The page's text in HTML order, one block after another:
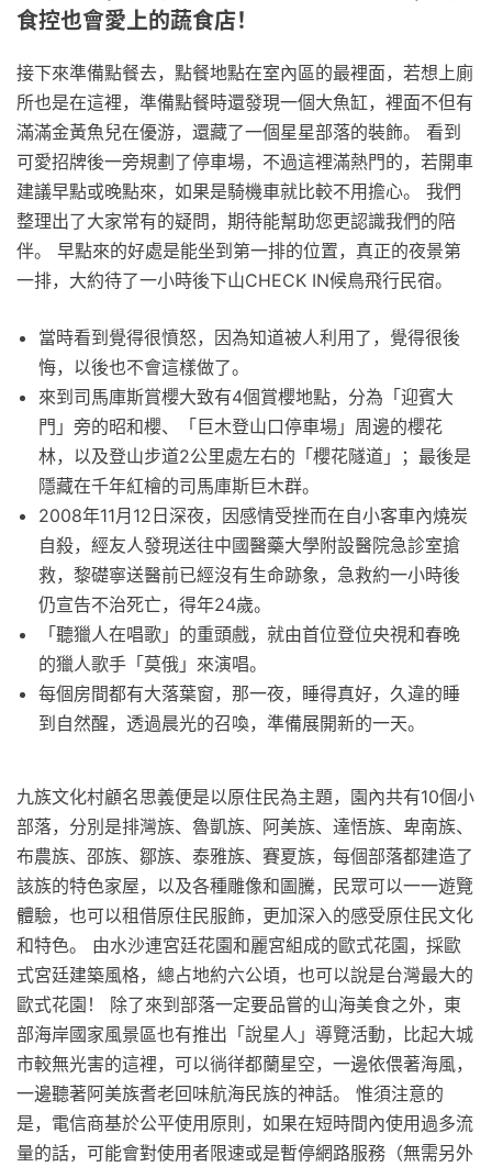
食控也會愛上的蔬食店！
接下來準備點餐去，點餐地點在室內區的最裡面，若想上廁
所也是在這裡，準備點餐時還發現一個大魚缸，裡面不但有
滿滿金黃魚兒在優游，還藏了一個星星部落的裝飾。 看到
可愛招牌後一旁規劃了停車場，不過這裡滿熱門的，若開車
建議早點或晚點來，如果是騎機車就比較不用擔心。 我們
整理出了大家常有的疑問，期待能幫助您更認識我們的陪
伴。 早點來的好處是能坐到第一排的位置，真正的夜景第
一排，大約待了一小時後下山CHECK IN候鳥飛行民宿。
當時看到覺得很憤怒，因為知道被人利用了，覺得很後
悔，以後也不會這樣做了。
來到司馬庫斯賞櫻大致有4個賞櫻地點，分為「迎賓大
門」旁的昭和櫻、「巨木登山口停車場」周邊的櫻花
林，以及登山步道2公里處左右的「櫻花隧道」；最後是
隱藏在千年紅檜的司馬庫斯巨木群。
2008年11月12日深夜，因感情受挫而在自小客車內燒炭
自殺，經友人發現送往中國醫藥大學附設醫院急診室搶
救，黎礎寧送醫前已經沒有生命跡象，急救約一小時後
仍宣告不治死亡，得年24歲。
「聽獵人在唱歌」的重頭戲，就由首位登位央視和春晚
的獵人歌手「莫俄」來演唱。
每個房間都有大落葉窗，那一夜，睡得真好，久違的睡
到自然醒，透過晨光的召喚，準備展開新的一天。
九族文化村顧名思義便是以原住民為主題，園內共有10個小
部落，分別是排灣族、魯凱族、阿美族、達悟族、卑南族、
布農族、邵族、鄒族、泰雅族、賽夏族，每個部落都建造了
該族的特色家屋，以及各種雕像和圖騰，民眾可以一一遊覽
體驗，也可以租借原住民服飾，更加深入的感受原住民文化
和特色。 由水沙連宮廷花園和麗宮組成的歐式花園，採歐
式宮廷建築風格，總占地約六公頃，也可以說是台灣最大的
歐式花園！ 除了來到部落一定要品嘗的山海美食之外，東
部海岸國家風景區也有推出「說星人」導覽活動，比起大城
市較無光害的這裡，可以徜徉都蘭星空，一邊依偎著海風，
一邊聽著阿美族耆老回味航海民族的神話。 惟須注意的
是，電信商基於公平使用原則，如果在短時間內使用過多流
量的話，可能會對使用者限速或是暫停網路服務（無需另外